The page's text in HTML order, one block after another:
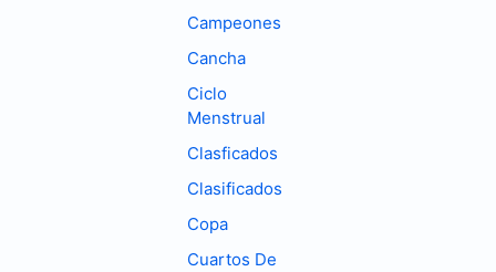
Campeones
Cancha
Ciclo
Menstrual
Clasficados
Clasificados
Copa
Cuartos De